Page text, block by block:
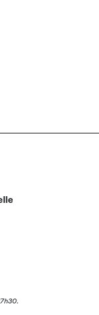
pas